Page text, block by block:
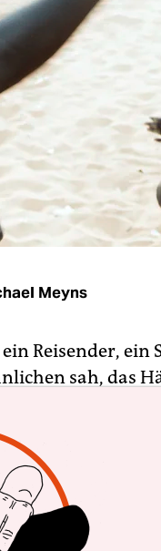
Meyns
Reisender, ein
sah, das
Glawogger ist die
oder „Slumming“
Filme über